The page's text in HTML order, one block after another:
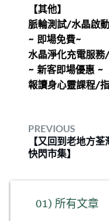
【其他】
脈輪測試/水晶啟
~ 即場免費~
水晶淨化充電服
~ 新客即場優惠 ~
報讀身心靈課程/
PREVIOUS
【又回到老地方
快閃市集】
01) 所有文章